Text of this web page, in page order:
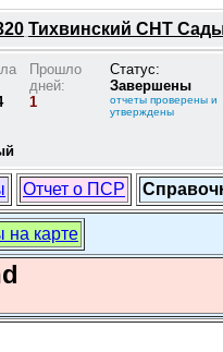
Тихвинский СНТ Сады
Прошло
дней:
1
Статус:
Завершены
отчеты проверены и
утверждены
Отчет о ПСР
карте